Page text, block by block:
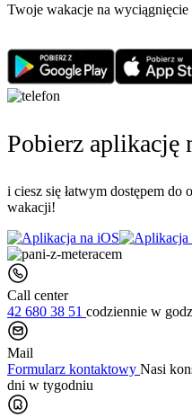
Twoje wakacje na wyciągnięcie
Pobierz aplikację
i ciesz się łatwym dostępem
wakacji!
Call center
42 680 38 51 codziennie w
Mail
Formularz kontaktowy Nasi
dni w tygodniu